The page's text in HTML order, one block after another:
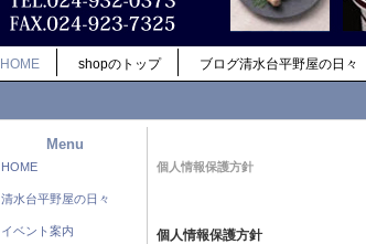
HOME shopのトップ ブログ清水台平野屋の日々
Menu
HOME
清水台平野屋の日々
イベント案内
個人情報保護方針
個人情報保護方針